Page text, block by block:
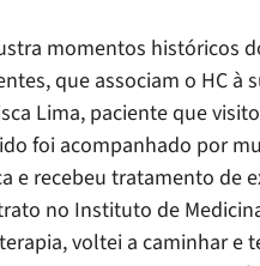
momentos históricos
que associam o HC
Lima, paciente que
foi acompanhado por
e recebeu tratamento de
no Instituto de
voltei a caminhar e